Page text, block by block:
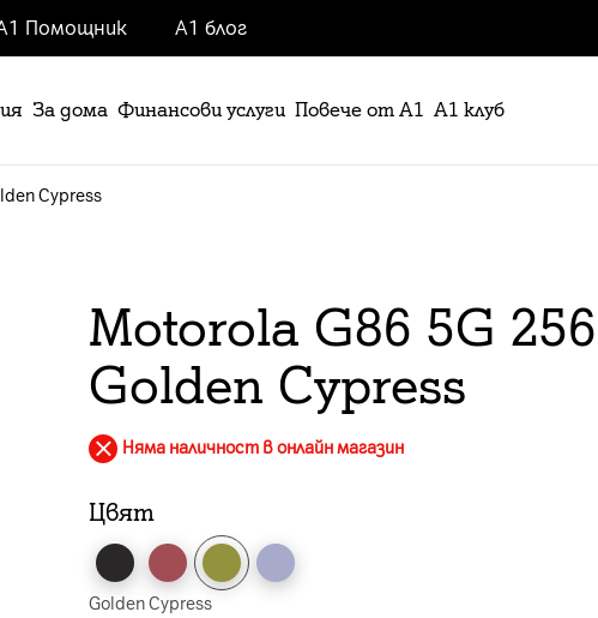
Помощник А1 блог
За дома Финансови услуги Повече от А1 А1 клуб
Cypress
Motorola G86 5G
Golden Cypress
Няма наличност в онлайн магазин
Цвят
Golden Cypress